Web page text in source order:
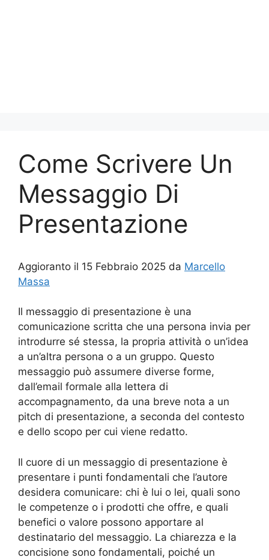
Come Scrivere Un
Messaggio Di
Presentazione
Aggioranto il 15 Febbraio 2025 da Marcello
Massa
Il messaggio di presentazione è una
comunicazione scritta che una persona invia per
introdurre sé stessa, la propria attività o un’idea
a un’altra persona o a un gruppo. Questo
messaggio può assumere diverse forme,
dall’email formale alla lettera di
accompagnamento, da una breve nota a un
pitch di presentazione, a seconda del contesto
e dello scopo per cui viene redatto.
Il cuore di un messaggio di presentazione è
presentare i punti fondamentali che l’autore
desidera comunicare: chi è lui o lei, quali sono
le competenze o i prodotti che offre, e quali
benefici o valore possono apportare al
destinatario del messaggio. La chiarezza e la
concisione sono fondamentali, poiché un